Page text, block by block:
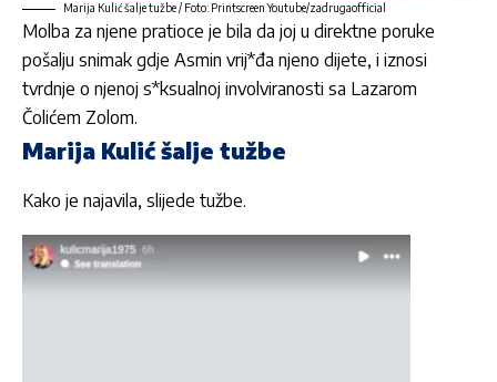
Marija Kulić šalje tužbe / Foto: Printscreen Youtube/zadrugaofficial
Molba za njene pratioce je bila da joj u direktne poruke
pošalju snimak gdje Asmin vrij*đa njeno dijete, i iznosi
tvrdnje o njenoj s*ksualnoj involviranosti sa Lazarom
Čolićem Zolom.
Marija Kulić šalje tužbe
Kako je najavila, slijede tužbe.